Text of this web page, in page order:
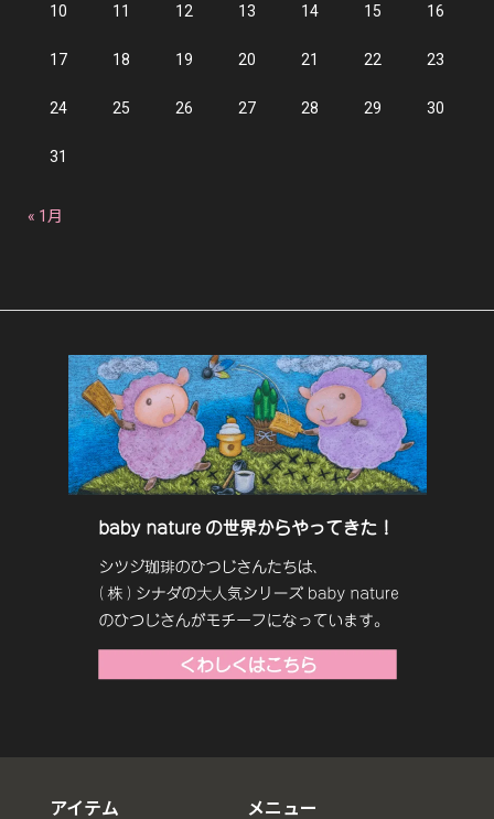
10 11 12 13 14 15 16
17 18 19 20 21 22 23
24 25 26 27 28 29 30
31
« 1月
アイテム メニュー